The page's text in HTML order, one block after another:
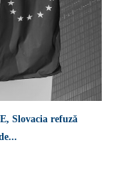
Slovacia refuză